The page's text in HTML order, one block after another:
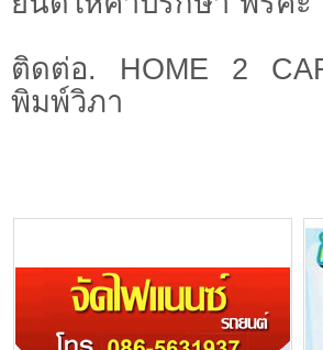
ติดต่อ. HOME 2
พิมพ์วิภา